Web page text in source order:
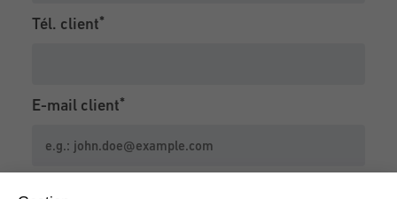
Tél. client
E-mail client